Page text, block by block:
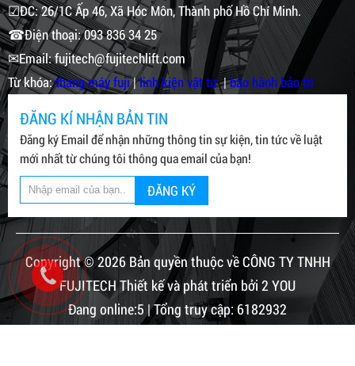
☑ĐC: 26/1C Ấp 46, Xã Hóc Môn, Thành phố Hồ Chí Minh.
☎Điện thoại: 093 836 34 25
✉Email: fujitech@fujitechlift.com
Từ khóa:thang máy fuji|linh kiện vật tư|bảo hành bảo trì
ĐĂNG KÍ NHẬN BẢN TIN
Đăng ký Email để nhận những thông tin sự kiện, tin tức về luật
mới nhất từ chúng tôi thông qua email của bạn!
ĐĂNG KÝ
Copyright © 2026 Bản quyền thuộc về CÔNG TY TNHH
FUJITECH Thiết kế và phát triển bởi 2 YOU
Đang online:5 | Tổng truy cập: 6182932